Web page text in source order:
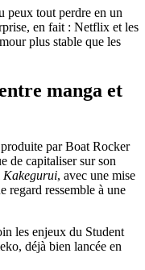
peux tout perdre en un
en fait : Netflix et les
plus stable que les
manga et
par Boat Rocker
de capitaliser sur son
Kakegurui, avec une mise
regard ressemble à une
les enjeux du Student
déjà bien lancée en